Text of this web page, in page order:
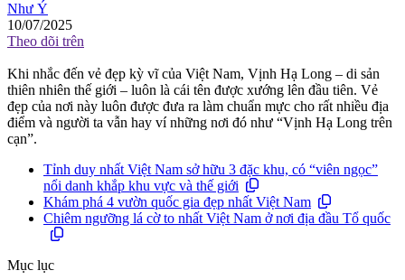
Như Ý
10/07/2025
Theo dõi trên
Khi nhắc đến vẻ đẹp kỳ vĩ của Việt Nam, Vịnh Hạ Long – di sản
thiên nhiên thế giới – luôn là cái tên được xướng lên đầu tiên. Vẻ
đẹp của nơi này luôn được đưa ra làm chuẩn mực cho rất nhiều địa
điểm và người ta vẫn hay ví những nơi đó như “Vịnh Hạ Long trên
cạn”.
Tỉnh duy nhất Việt Nam sở hữu 3 đặc khu, có “viên ngọc”
nổi danh khắp khu vực và thế giới
Khám phá 4 vườn quốc gia đẹp nhất Việt Nam
Chiêm ngưỡng lá cờ to nhất Việt Nam ở nơi địa đầu Tổ quốc
Mục lục